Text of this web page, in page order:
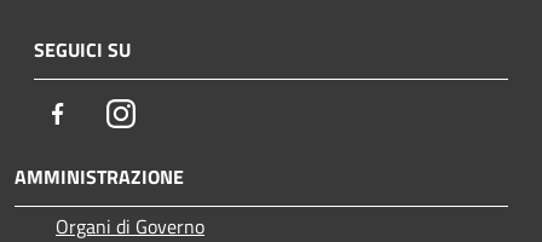
SEGUICI SU
FacebookInstagram
AMMINISTRAZIONE
Organi di Governo